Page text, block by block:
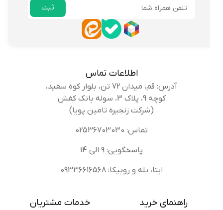
اطلاعات تماس
آدرس: قم، میدان 72 تن، بلوار کوه سفید،
کوچه 9، پلاک 3، سوله بانک کفش
(شرکت زنجیره تامین پویا)
تماس: 02536703030
پاسخگویی: 9 الی 14
ایتا، بله و روبیکا: 09336616568
راهنمای خرید خدمات مشتریان